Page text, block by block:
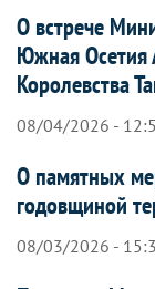
О встрече
Южная Осетия
Королевства
08/04/2026 -
О памятных
годовщиной
08/03/2026 -